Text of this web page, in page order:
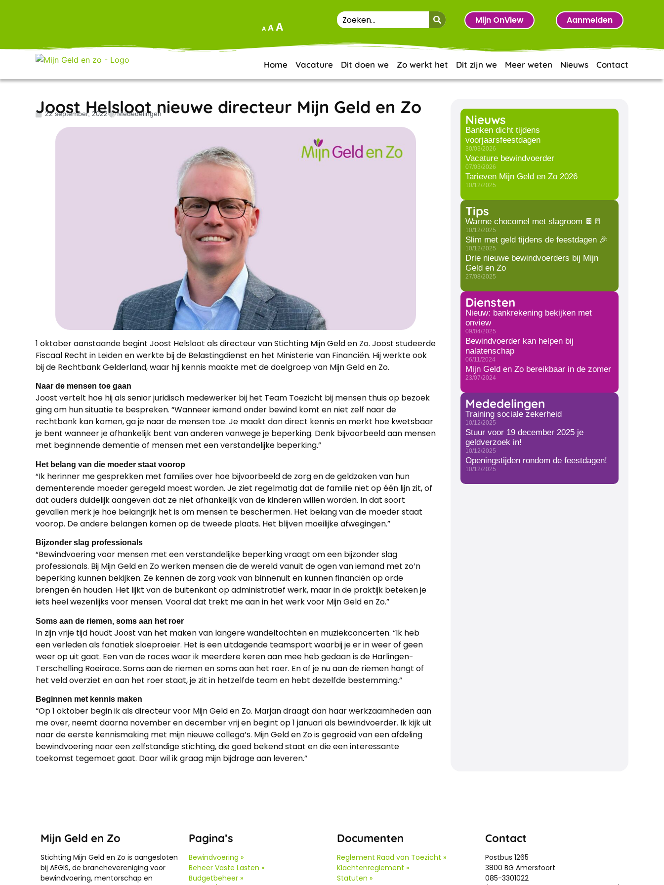
A A A
Mijn OnView Aanmelden
Home Vacature Dit doen we Zo werkt het Dit zijn we Meer weten Nieuws Contact
Joost Helsloot nieuwe directeur Mijn Geld en Zo
22 september, 2022 Mededelingen
1 oktober aanstaande begint Joost Helsloot als directeur van Stichting Mijn Geld en Zo. Joost studeerde
Fiscaal Recht in Leiden en werkte bij de Belastingdienst en het Ministerie van Financiën. Hij werkte ook
bij de Rechtbank Gelderland, waar hij kennis maakte met de doelgroep van Mijn Geld en Zo.
Naar de mensen toe gaan
Joost vertelt hoe hij als senior juridisch medewerker bij het Team Toezicht bij mensen thuis op bezoek
ging om hun situatie te bespreken. “Wanneer iemand onder bewind komt en niet zelf naar de
rechtbank kan komen, ga je naar de mensen toe. Je maakt dan direct kennis en merkt hoe kwetsbaar
je bent wanneer je afhankelijk bent van anderen vanwege je beperking. Denk bijvoorbeeld aan mensen
met beginnende dementie of mensen met een verstandelijke beperking.”
Het belang van die moeder staat voorop
“Ik herinner me gesprekken met families over hoe bijvoorbeeld de zorg en de geldzaken van hun
dementerende moeder geregeld moest worden. Je ziet regelmatig dat de familie niet op één lijn zit, of
dat ouders duidelijk aangeven dat ze niet afhankelijk van de kinderen willen worden. In dat soort
gevallen merk je hoe belangrijk het is om mensen te beschermen. Het belang van die moeder staat
voorop. De andere belangen komen op de tweede plaats. Het blijven moeilijke afwegingen.”
Bijzonder slag professionals
“Bewindvoering voor mensen met een verstandelijke beperking vraagt om een bijzonder slag
professionals. Bij Mijn Geld en Zo werken mensen die de wereld vanuit de ogen van iemand met zo’n
beperking kunnen bekijken. Ze kennen de zorg vaak van binnenuit en kunnen financiën op orde
brengen én houden. Het lijkt van de buitenkant op administratief werk, maar in de praktijk beteken je
iets heel wezenlijks voor mensen. Vooral dat trekt me aan in het werk voor Mijn Geld en Zo.”
Soms aan de riemen, soms aan het roer
In zijn vrije tijd houdt Joost van het maken van langere wandeltochten en muziekconcerten. “Ik heb
een verleden als fanatiek sloeproeier. Het is een uitdagende teamsport waarbij je er in weer of geen
weer op uit gaat. Een van de races waar ik meerdere keren aan mee heb gedaan is de Harlingen-
Terschelling Roeirace. Soms aan de riemen en soms aan het roer. En of je nu aan de riemen hangt of
het veld overziet en aan het roer staat, je zit in hetzelfde team en hebt dezelfde bestemming.”
Beginnen met kennis maken
“Op 1 oktober begin ik als directeur voor Mijn Geld en Zo. Marjan draagt dan haar werkzaamheden aan
me over, neemt daarna november en december vrij en begint op 1 januari als bewindvoerder. Ik kijk uit
naar de eerste kennismaking met mijn nieuwe collega’s. Mijn Geld en Zo is gegroeid van een afdeling
bewindvoering naar een zelfstandige stichting, die goed bekend staat en die een interessante
toekomst tegemoet gaat. Daar wil ik graag mijn bijdrage aan leveren.”
Nieuws
Banken dicht tijdens
voorjaarsfeestdagen
30/03/2026
Vacature bewindvoerder
07/03/2026
Tarieven Mijn Geld en Zo 2026
10/12/2025
Tips
Warme chocomel met slagroom 🍫🥛
10/12/2025
Slim met geld tijdens de feestdagen 🎉
10/12/2025
Drie nieuwe bewindvoerders bij Mijn
Geld en Zo
27/08/2025
Diensten
Nieuw: bankrekening bekijken met
onview
09/04/2025
Bewindvoerder kan helpen bij
nalatenschap
06/11/2024
Mijn Geld en Zo bereikbaar in de zomer
23/07/2024
Mededelingen
Training sociale zekerheid
10/12/2025
Stuur voor 19 december 2025 je
geldverzoek in!
10/12/2025
Openingstijden rondom de feestdagen!
10/12/2025
Mijn Geld en Zo
Stichting Mijn Geld en Zo is aangesloten
bij AEGIS, de branchevereniging voor
bewindvoering, mentorschap en
Pagina’s
Bewindvoering »
Beheer Vaste Lasten »
Budgetbeheer »
Documenten
Reglement Raad van Toezicht »
Klachtenreglement »
Statuten »
Contact
Postbus 1265
3800 BG Amersfoort
085-3301022